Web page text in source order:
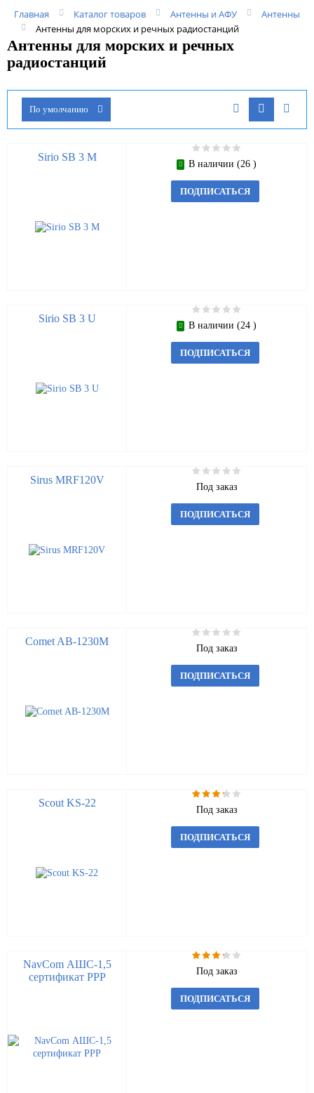
Главная Каталог товаров Антенны и АФУ
Антенны
Антенны для морских и речных радиостанций
Антенны для морских и речных
радиостанций
По умолчанию
Sirio SB 3 M
В наличии (26 )
ПОДПИСАТЬСЯ
Sirio SB 3 U
В наличии (24 )
ПОДПИСАТЬСЯ
Sirus MRF120V
Под заказ
ПОДПИСАТЬСЯ
Comet AB-1230M
Под заказ
ПОДПИСАТЬСЯ
Scout KS-22
Под заказ
ПОДПИСАТЬСЯ
NavCom АШС-1,5
сертификат РРР
Под заказ
ПОДПИСАТЬСЯ